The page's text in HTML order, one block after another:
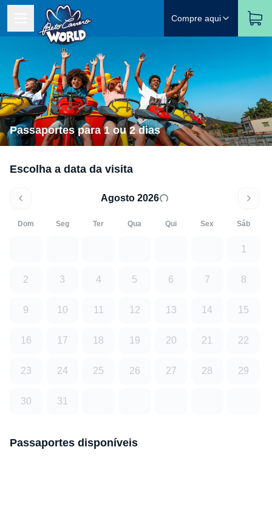
Compre aqui
Passaportes para 1 ou 2 dias
Escolha a data da visita
Agosto 2026
Dom Seg Ter Qua Qui Sex Sáb
1
2 3 4 5 6 7 8
9 10 11 12 13 14 15
16 17 18 19 20 21 22
23 24 25 26 27 28 29
30 31
Passaportes disponíveis